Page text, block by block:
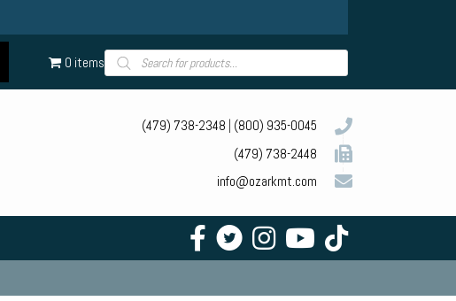
0 itemsProducts
search
(479) 738-2348 (800) 935-0045
(479) 738-2448
info@ozarkmt.com